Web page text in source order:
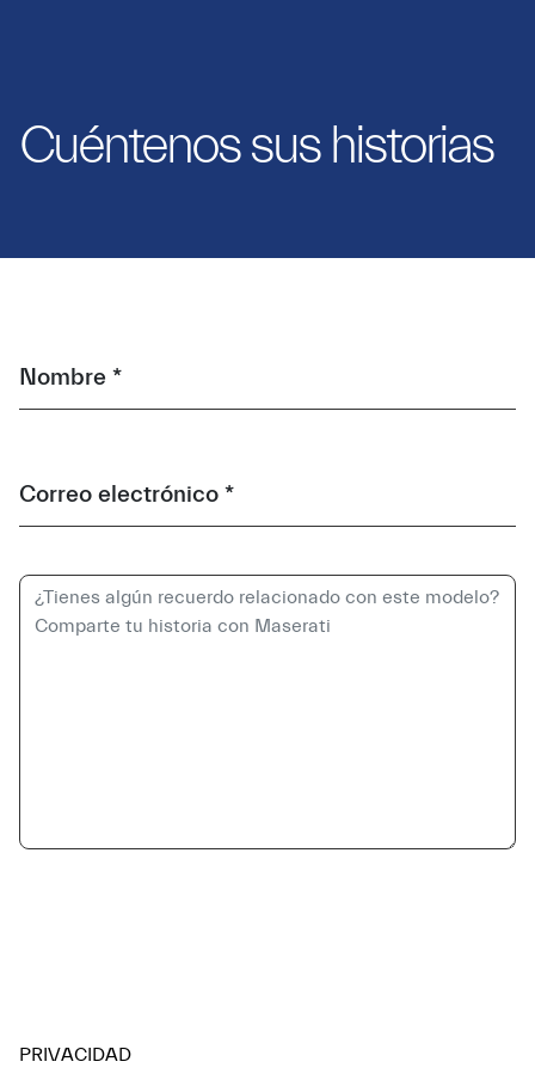
Cuéntenos sus historias
Nombre *
Correo electrónico *
PRIVACIDAD